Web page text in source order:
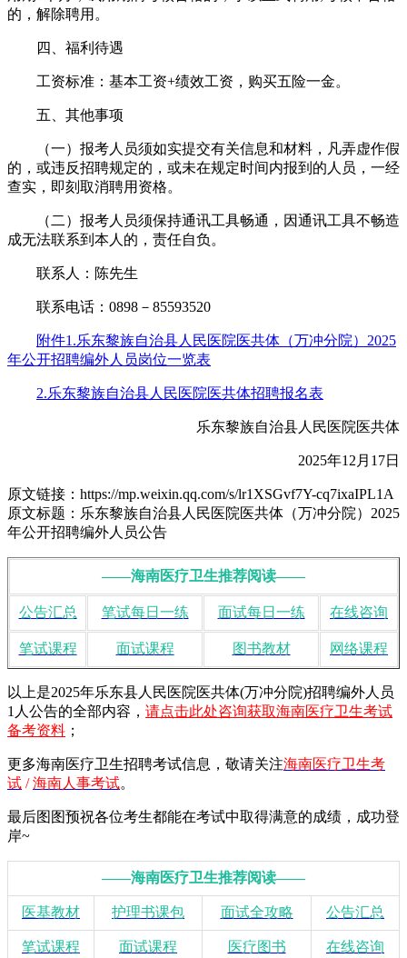
的，解除聘用。
四、福利待遇
工资标准：基本工资+绩效工资，购买五险一金。
五、其他事项
（一）报考人员须如实提交有关信息和材料，凡弄虚作假
的，或违反招聘规定的，或未在规定时间内报到的人员，一经
查实，即刻取消聘用资格。
（二）报考人员须保持通讯工具畅通，因通讯工具不畅造
成无法联系到本人的，责任自负。
联系人：陈先生
联系电话：0898－85593520
附件1.乐东黎族自治县人民医院医共体（万冲分院）2025
年公开招聘编外人员岗位一览表
2.乐东黎族自治县人民医院医共体招聘报名表
乐东黎族自治县人民医院医共体
2025年12月17日
原文链接：https://mp.weixin.qq.com/s/lr1XSGvf7Y-cq7ixaIPL1A
原文标题：乐东黎族自治县人民医院医共体（万冲分院）2025
年公开招聘编外人员公告
——海南医疗卫生推荐阅读——
公告汇总 笔试每日一练 面试每日一练 在线咨询
笔试课程 面试课程 图书教材 网络课程
以上是2025年乐东县人民医院医共体(万冲分院)招聘编外人员
1人公告的全部内容， 请点击此处咨询获取海南医疗卫生考试
备考资料 ；
更多海南医疗卫生招聘考试信息，敬请关注海南医疗卫生考
试 /海南人事考试。
最后图图预祝各位考生都能在考试中取得满意的成绩，成功登
岸~
——海南医疗卫生推荐阅读——
医基教材 护理书课包 面试全攻略 公告汇总
笔试课程 面试课程 医疗图书
在线咨询